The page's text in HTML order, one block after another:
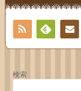
RSS
Feedlyお問
検索